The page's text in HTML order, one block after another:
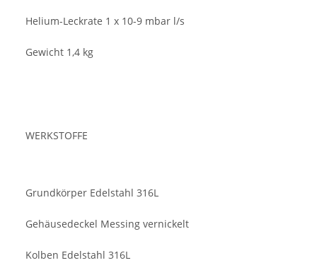
Helium-Leckrate 1 x 10-9 mbar l/s
Gewicht 1,4 kg
WERKSTOFFE
Grundkörper Edelstahl 316L
Gehäusedeckel Messing vernickelt
Kolben Edelstahl 316L